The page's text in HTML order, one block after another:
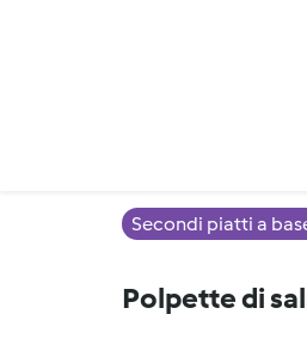
Secondi piatti a
Polpette di